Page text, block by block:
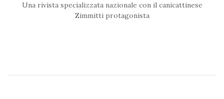
Una rivista specializzata nazionale con il canicattinese
Zimmitti protagonista